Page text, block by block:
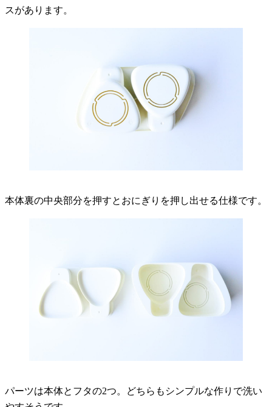
スがあります。
本体裏の中央部分を押すとおにぎりを押し出せる仕様です。
パーツは本体とフタの2つ。どちらもシンプルな作りで洗い